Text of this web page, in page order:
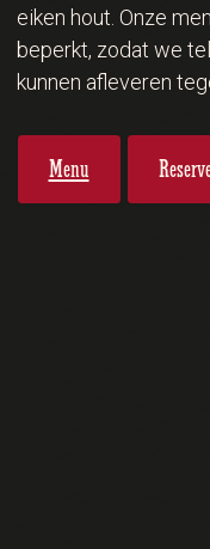
eiken hout. Onze
beperkt, zodat we
kunnen afleveren
Menu